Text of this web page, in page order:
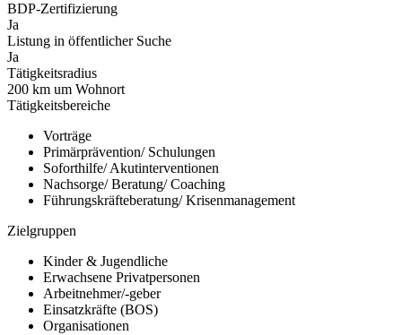
BDP-Zertifizierung
Ja
Listung in öffentlicher Suche
Ja
Tätigkeitsradius
200 km um Wohnort
Tätigkeitsbereiche
Vorträge
Primärprävention/ Schulungen
Soforthilfe/ Akutinterventionen
Nachsorge/ Beratung/ Coaching
Führungskräfteberatung/ Krisenmanagement
Zielgruppen
Kinder & Jugendliche
Erwachsene Privatpersonen
Arbeitnehmer/-geber
Einsatzkräfte (BOS)
Organisationen